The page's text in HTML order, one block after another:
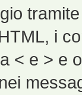
i
< e > e